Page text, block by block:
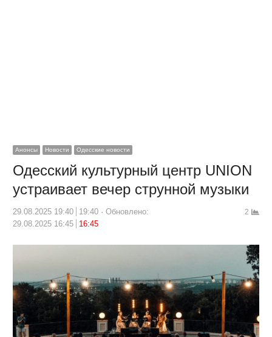
Анонсы Новости Одесские новости
Одесский культурный центр UNION
устраивает вечер струнной музыки
29.08.2025 19:40 19:40
Обновлено:
29.08.2025 16:45
16:45
2